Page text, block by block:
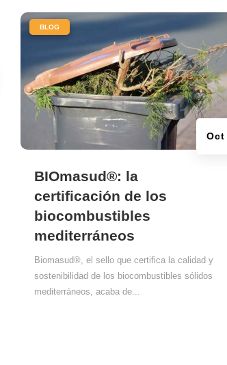
BIOmasud®: la
certificación de los
biocombustibles
mediterráneos
Oct
BLOG
Biomasud®, el sello que certifica la calidad y
sostenibilidad de los biocombustibles sólidos
mediterráneos, acaba de...